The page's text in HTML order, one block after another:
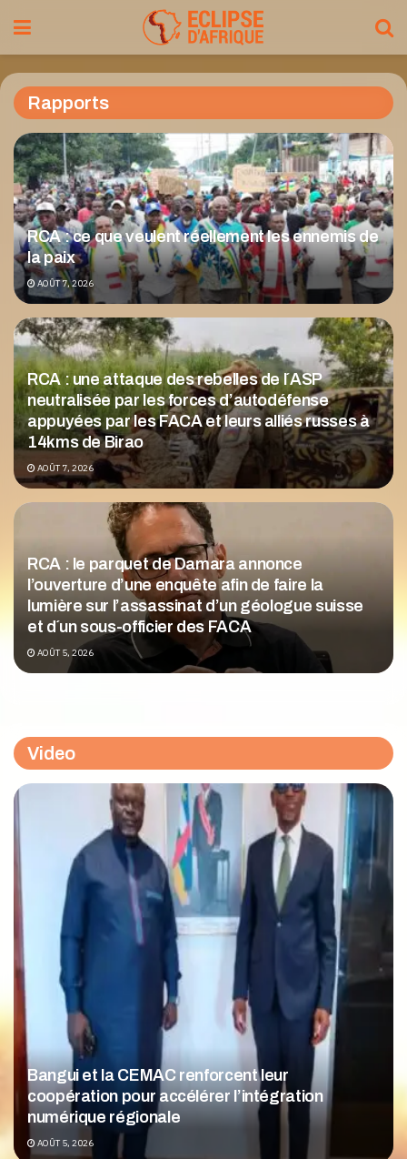
Rapports
RCA : ce que veulent réellement les ennemis de
la paix
AOÛT 7, 2026
RCA : une attaque des rebelles de l´ASP
neutralisée par les forces d’autodéfense
appuyées par les FACA et leurs alliés russes à
14kms de Birao
AOÛT 7, 2026
RCA : le parquet de Damara annonce
l’ouverture d’une enquête afin de faire la
lumière sur l’assassinat d’un géologue suisse
et d´un sous-officier des FACA
AOÛT 5, 2026
Video
Bangui et la CEMAC renforcent leur
coopération pour accélérer l’intégration
numérique régionale
AOÛT 5, 2026